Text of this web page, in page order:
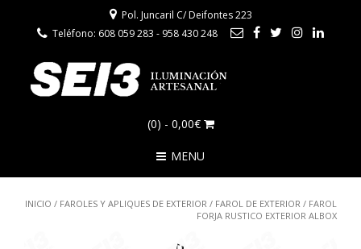
Pol. Juncaril C/ Deifontes 223
Teléfono: 608 059 283 - 958 430 248
(0) - 0,00€
MENU
INICIO / FAROLES Y APLIQUES DE EXTERIOR / FAROL DE EXTERIOR / FAROL
FORJA RUSTICO EXTERIOR ALBOX